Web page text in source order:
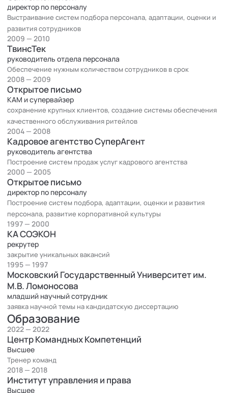
директор по персоналу
Выстраивание систем подбора персонала, адаптации, оценки и
развития сотрудников
ТвинсТек
руководитель отдела персонала
Обеспечение нужным количеством сотрудников в срок
2009 — 2010
Открытое письмо
КАМ и супервайзер
сохранение крупных клиентов, создание системы обеспечения
качественного обслуживания ритейлов
2008 — 2009
Кадровое агентство СуперАгент
руководитель агентства
Построение систем продаж услуг кадрового агентства
2004 — 2008
Открытое письмо
директор по персоналу
Построение систем подбора, адаптации, оценки и развития
персонала, развитие корпоративной культуры
2000 — 2005
КА СОЭКОН
рекрутер
закрытие уникальных вакансий
1997 — 2000
Московский Государственный Университет им.
М.В. Ломоносова
младший научный сотрудник
заявка научной темы на кандидатскую диссертацию
1995 — 1997
Образование
Институт управления и права
Высшее
2018 — 2018
Центр Командных Компетенций
Высшее
Тренер команд
2022 — 2022